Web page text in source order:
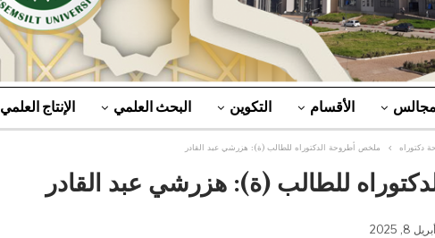
الأقسام التكوين البحث العلمي الإنتاج العلمي
دكتوراه ملخص أطروحة الدكتوراه للطالب (ة): هزرشي عبد القادر
للطالب (ة): هزرشي عبد القادر
أبريل 8, 2025